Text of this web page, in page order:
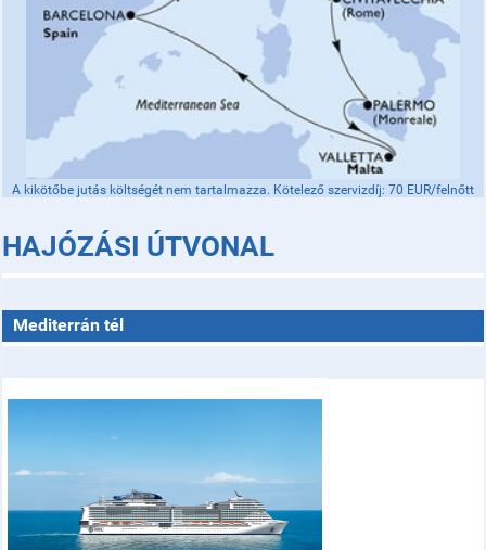
A kikötőbe jutás költségét nem tartalmazza. Kötelező szervizdíj: 70 EUR/felnőtt
HAJÓZÁSI ÚTVONAL
Mediterrán tél